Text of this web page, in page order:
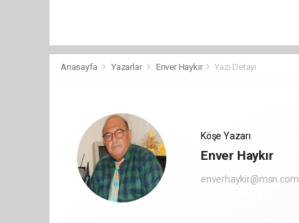
Anasayfa Yazarlar Enver Haykır Yazı Detayı
Köşe Yazarı
Enver Haykır
enverhaykir@msn.com